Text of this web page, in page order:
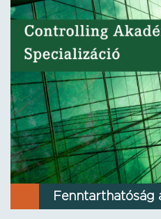
Fenntarthatóság